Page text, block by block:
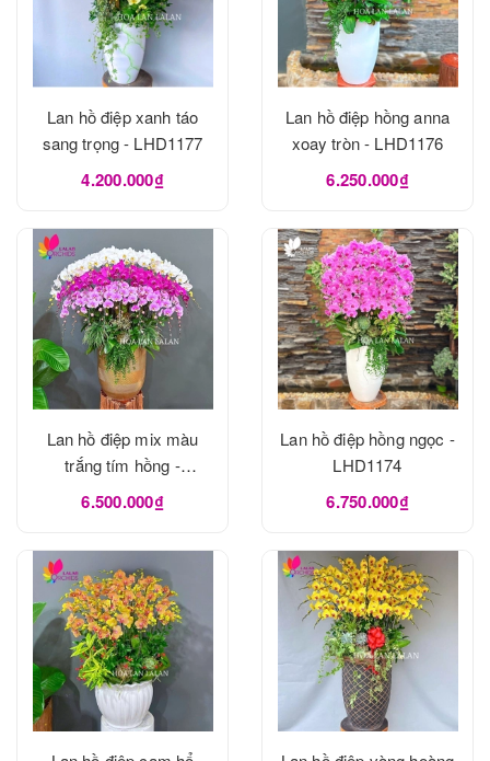
Lan hồ điệp xanh táo
sang trọng - LHD1177
4.200.000₫
Lan hồ điệp hồng anna
xoay tròn - LHD1176
6.250.000₫
Lan hồ điệp mix màu
trắng tím hồng -
LHD1175
6.500.000₫
Lan hồ điệp hồng ngọc -
LHD1174
6.750.000₫